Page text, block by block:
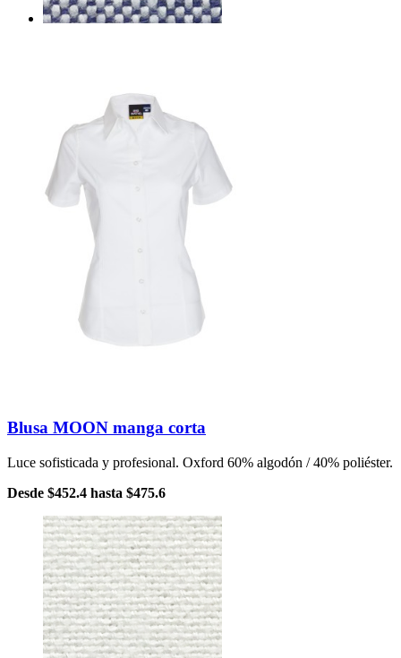
Blusa MOON manga corta
Luce sofisticada y profesional. Oxford 60% algodón / 40% poliéster.
Desde $452.4 hasta $475.6